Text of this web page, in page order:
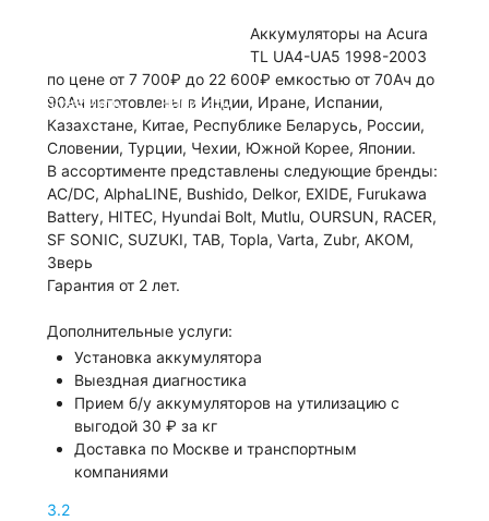
Позвонить Написать
Аккумуляторы на Acura
TL UA4-UA5 1998-2003
по цене от 7 700₽ до 22 600₽ емкостью от 70Ач до
90Ач изготовлены в Индии, Иране, Испании,
Казахстане, Китае, Республике Беларусь, России,
Словении, Турции, Чехии, Южной Корее, Японии.
В ассортименте представлены следующие бренды:
AC/DC, AlphaLINE, Bushido, Delkor, EXIDE, Furukawa
Battery, HITEC, Hyundai Bolt, Mutlu, OURSUN, RACER,
SF SONIC, SUZUKI, TAB, Topla, Varta, Zubr, АКОМ,
Зверь
Гарантия от 2 лет.
Дополнительные услуги:
Установка аккумулятора
Выездная диагностика
Прием б/у аккумуляторов на утилизацию с
выгодой 30 ₽ за кг
Доставка по Москве и транспортным
компаниями
3.2